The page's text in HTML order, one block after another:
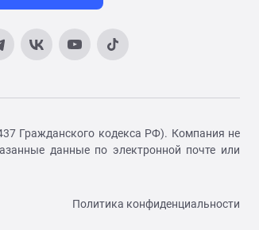
Гражданского кодекса РФ). Компания не
данные по электронной почте или
Политика конфиденциальности